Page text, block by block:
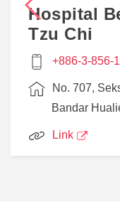
Hospital
Tzu Chi
+886-3-856-
No. 707,
Bandar
Link